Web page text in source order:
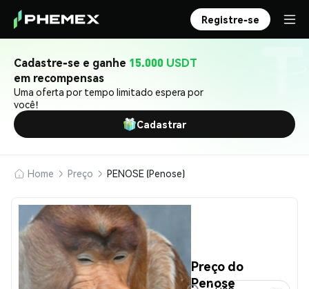
Registre-se
Cadastre-se e ganhe 15.000 USDT
em recompensas
Uma oferta por tempo limitado espera por
você!
Cadastrar
Home Preço PENOSE (Penose)
Preço do
Penose